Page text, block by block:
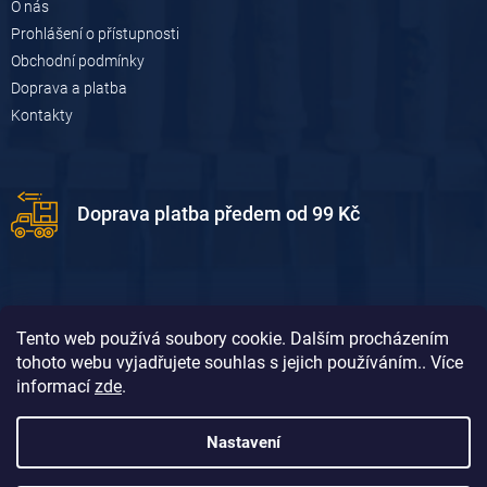
Tento web používá soubory cookie. Dalším procházením
tohoto webu vyjadřujete souhlas s jejich používáním.. Více
informací zde.
Nastavení
O nás
Prohlášení o přístupnosti
Obchodní podmínky
Doprava a platba
Kontakty
Doprava platba předem od 99 Kč
Doprava platba dobírkou od 119 Kč